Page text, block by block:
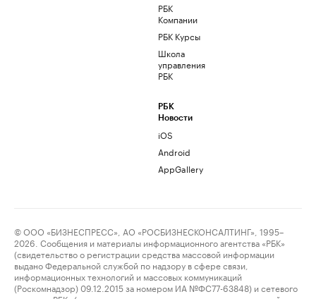
РБК
Компании
РБК Курсы
Школа
управления
РБК
РБК
Новости
iOS
Android
AppGallery
© ООО «БИЗНЕСПРЕСС», АО «РОСБИЗНЕСКОНСАЛТИНГ», 1995–
2026. Сообщения и материалы информационного агентства «РБК»
(свидетельство о регистрации средства массовой информации
выдано Федеральной службой по надзору в сфере связи,
информационных технологий и массовых коммуникаций
(Роскомнадзор) 09.12.2015 за номером ИА №ФС77-63848) и сетевого